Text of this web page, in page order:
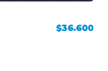
$36.600